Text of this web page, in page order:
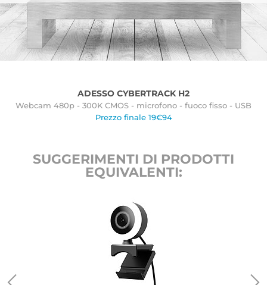
ADESSO CYBERTRACK H2
Webcam 480p - 300K CMOS - microfono - fuoco fisso - USB
Prezzo finale 19€94
SUGGERIMENTI DI PRODOTTI
EQUIVALENTI: